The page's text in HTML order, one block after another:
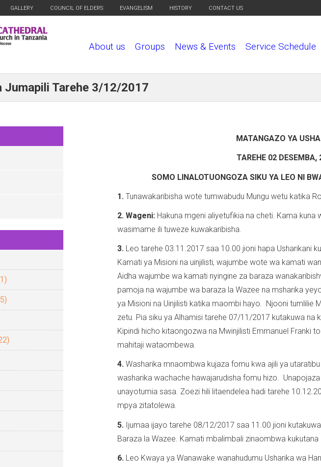
GALLERY COUNCIL OF ELDERS EVANGELISM HISTORY CONTACT US
About us Groups News & Events Service Schedule
Jumapili Tarehe 3/12/2017
MATANGAZO YA
TAREHE 02 DESEMBA,
SOMO LINALOTUONGOZA SIKU YA LEO NI
1. Tunawakaribisha wote tumwabudu Mungu wetu katika
2. Wageni: Hakuna mgeni aliyetufikia na cheti. Kama
wasimame ili tuweze kuwakaribisha.
3. Leo tarehe 03.11.2017 saa 10.00 jioni hapa Usharikani
Kamati ya Misioni na uinjilisti, wajumbe wote wa kamati
Aidha wajumbe wa kamati nyingine za baraza
pamoja na wajumbe wa baraza la Wazee na msharika
ya Misioni na Uinjilisti katika maombi hayo. Njooni tumlilie
zetu. Pia siku ya Alhamisi tarehe 07/11/2017 kutakuwa na
Kipindi hicho kitaongozwa na Mwinjilisti Emmanuel Franki
mahitaji wataombewa.
4. Washarika mnaombwa kujaza fomu kwa ajili ya
washarika wachache hawajarudisha fomu hizo.
unayotumia sasa. Zoezi hili litaendelea hadi tarehe
mpya zitatolewa.
5. Ijumaa ijayo tarehe 08/12/2017 saa 11.00 jioni
Baraza la Wazee. Kamati mbalimbali zinaombwa
6. Leo Kwaya ya Wanawake wanahudumu Usharika wa